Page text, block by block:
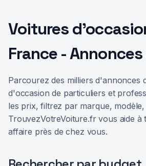
Voitures
France -
Parcourez des milliers d'annonces
d'occasion de particuliers et
les prix, filtrez par marque,
TrouvezVotreVoiture.fr vous aide à
affaire près de chez vous.